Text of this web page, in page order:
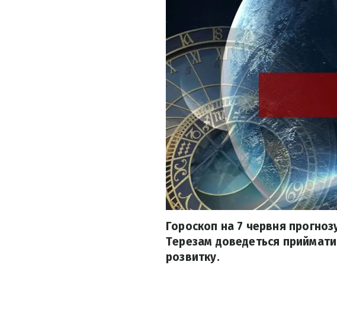
Гороскоп на 7 червня
Терезам доведеться
розвитку.